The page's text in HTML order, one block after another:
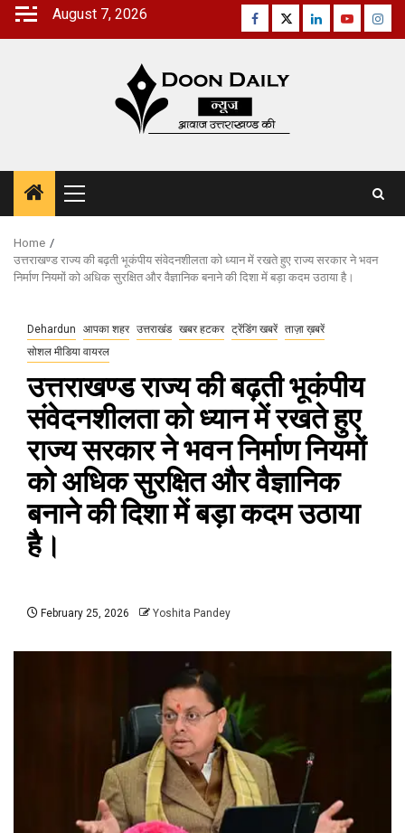
Skip
August 7, 2026 Facebook
TwitterLinkedinYoutube
Primary
Menu
Home
उत्तराखण्ड राज्य की बढ़ती भूकंपीय संवेदनशीलता को ध्यान में रखते हुए राज्य सरकार ने भवन
निर्माण नियमों को अधिक सुरक्षित और वैज्ञानिक बनाने की दिशा में बड़ा कदम उठाया है।
Dehardun आपका शहर उत्तराखंड खबर हटकर ट्रेंडिंग खबरें ताज़ा ख़बरें
सोशल मीडिया वायरल
उत्तराखण्ड राज्य की बढ़ती भूकंपीय
संवेदनशीलता को ध्यान में रखते हुए
राज्य सरकार ने भवन निर्माण नियमों
को अधिक सुरक्षित और वैज्ञानिक
बनाने की दिशा में बड़ा कदम उठाया
है।
February 25, 2026 Yoshita Pandey